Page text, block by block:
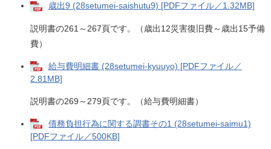
歳出9 (28setumei-saishutu9) [PDFファイル／1.32MB]
説明書の261～267頁です。（歳出12災害復旧費～歳出15予備
費）
給与費明細書 (28setumei-kyuuyo) [PDFファイル／
2.81MB]
説明書の269～279頁です。（給与費明細書）
債務負担行為に関する調書その1 (28setumei-saimu1)
[PDFファイル／500KB]